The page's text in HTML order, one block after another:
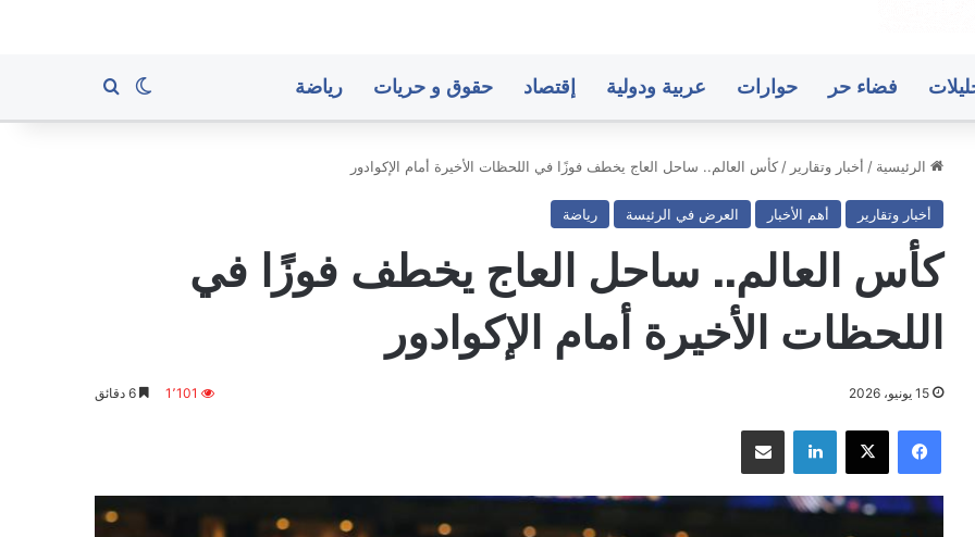
فضاء حر حوارات عربية ودولية إقتصاد حقوق و حريات رياضة الوضع المظلم
بحث عن
الرئيسية / أخبار وتقارير / كأس العالم.. ساحل العاج يخطف فوزًا في اللحظات الأخيرة أمام الإكوادور
أخبار وتقارير أهم الأخبار العرض في الرئيسة رياضة
كأس العالم.. ساحل العاج يخطف فوزًا في
اللحظات الأخيرة أمام الإكوادور
15 يونيو، 2026 1٬101
فيسبوك ‫X لينكدإن مشاركة عبر البريد